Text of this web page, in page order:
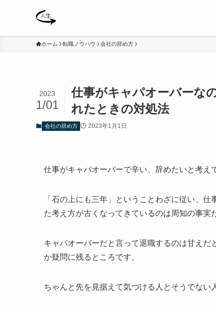
ホーム 転職ノウハウ 会社の辞め方
仕事がキャパオーバーな
れたときの対処法
2023
1/01
会社の辞め方 2023年1月1日
仕事がキャパオーバーで辛い、辞めたいと考え
「石の上にも三年」ということわざに従い、
た考え方が古くなってきているのは周知の事実
キャパオーバーだと言って退職するのは甘え
か疑問に残るところです。
ちゃんと先を見据えて気づける人とそうでない